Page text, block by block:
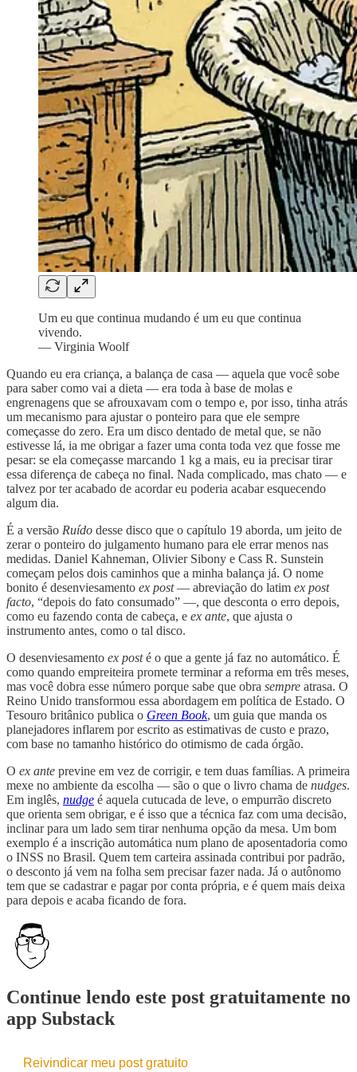
Um eu que continua mudando é um eu que continua
vivendo.
— Virginia Woolf
Quando eu era criança, a balança de casa — aquela que você sobe
para saber como vai a dieta — era toda à base de molas e
engrenagens que se afrouxavam com o tempo e, por isso, tinha atrás
um mecanismo para ajustar o ponteiro para que ele sempre
começasse do zero. Era um disco dentado de metal que, se não
estivesse lá, ia me obrigar a fazer uma conta toda vez que fosse me
pesar: se ela começasse marcando 1 kg a mais, eu ia precisar tirar
essa diferença de cabeça no final. Nada complicado, mas chato — e
talvez por ter acabado de acordar eu poderia acabar esquecendo
algum dia.
É a versão Ruído desse disco que o capítulo 19 aborda, um jeito de
zerar o ponteiro do julgamento humano para ele errar menos nas
medidas. Daniel Kahneman, Olivier Sibony e Cass R. Sunstein
começam pelos dois caminhos que a minha balança já. O nome
bonito é desenviesamento ex post— abreviação do latim ex post
facto, “depois do fato consumado” —, que desconta o erro depois,
como eu fazendo conta de cabeça, e ex ante, que ajusta o
instrumento antes, como o tal disco.
O desenviesamento ex posté o que a gente já faz no automático. É
como quando empreiteira promete terminar a reforma em três meses,
mas você dobra esse número porque sabe que obra sempre atrasa. O
Reino Unido transformou essa abordagem em política de Estado. O
Tesouro britânico publica o Green Book, um guia que manda os
planejadores inflarem por escrito as estimativas de custo e prazo,
com base no tamanho histórico do otimismo de cada órgão.
O ex ante previne em vez de corrigir, e tem duas famílias. A primeira
mexe no ambiente da escolha — são o que o livro chama de nudges.
Em inglês, nudge é aquela cutucada de leve, o empurrão discreto
que orienta sem obrigar, e é isso que a técnica faz com uma decisão,
inclinar para um lado sem tirar nenhuma opção da mesa. Um bom
exemplo é a inscrição automática num plano de aposentadoria como
o INSS no Brasil. Quem tem carteira assinada contribui por padrão,
o desconto já vem na folha sem precisar fazer nada. Já o autônomo
tem que se cadastrar e pagar por conta própria, e é quem mais deixa
para depois e acaba ficando de fora.
Continue lendo este post gratuitamente no
app Substack
Reivindicar meu post gratuito